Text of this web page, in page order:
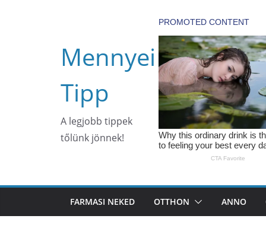
Mennyei
Tipp
A legjobb tippek
tőlünk jönnek!
FARMASI NEKED OTTHON ANNO